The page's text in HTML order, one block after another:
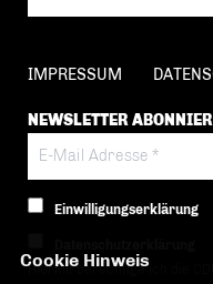
IMPRESSUM
NEWSLETTER
Einwilligungserklärung
Hiermit berechtige ich die
Cookie Hinweis